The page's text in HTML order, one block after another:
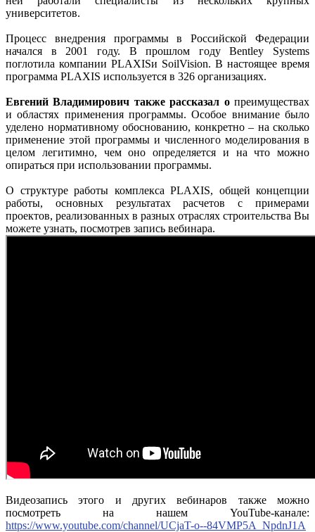
университетов.
Процесс внедрения программы в Российской Федерации
начался в 2001 году. В прошлом году Bentley Systems
поглотила компании PLAXISи SoilVision. В настоящее время
программа PLAXIS используется в 326 организациях.
Евгений Владимирович также рассказал о преимуществах
и областях применения программы. Особое внимание было
уделено нормативному обоснованию, конкретно – на сколько
применение этой программы и численного моделирования в
целом легитимно, чем оно определяется и на что можно
опираться при использовании программы.
О структуре работы комплекса PLAXIS, общей концепции
работы, основных результатах расчетов с примерами
проектов, реализованных в разных отраслях строительства Вы
можете узнать, посмотрев запись вебинара.
Видеозапись этого и других вебинаров также можно
посмотреть на нашем YouTube-канале:
https://www.youtube.com/channel/UCjaT-o--84VMP5A_NpdnJ1A